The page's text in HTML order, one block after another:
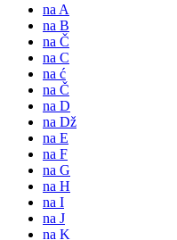
na A
na B
na Č
na C
na ć
na Č
na D
na Dž
na E
na F
na G
na H
na I
na J
na K